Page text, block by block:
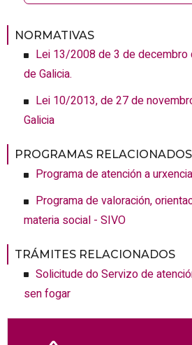
NORMATIVAS
Lei 13/2008 de 3 de
de Galicia.
Lei 10/2013, de 27 de
Galicia
PROGRAMAS RELACIONADOS
Programa de atención a
Programa de valoración,
materia social - SIVO
TRÁMITES RELACIONADOS
Solicitude do Servizo de
sen fogar